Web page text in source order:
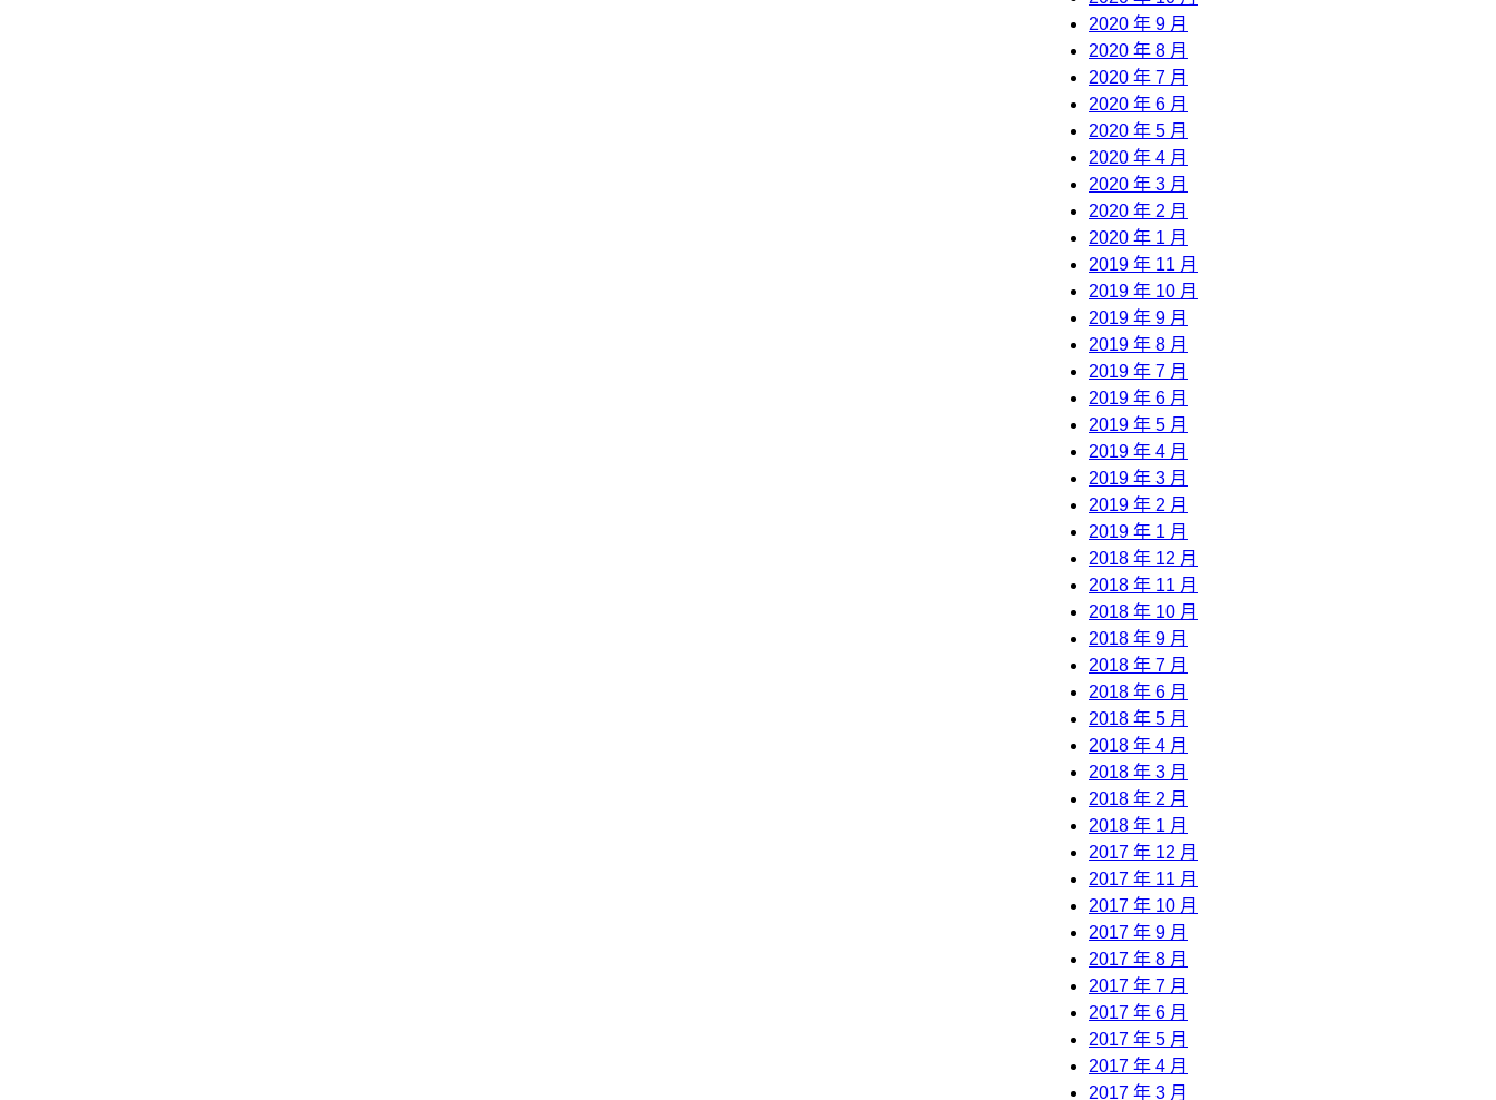
2020 年 9 月
2020 年 8 月
2020 年 7 月
2020 年 6 月
2020 年 5 月
2020 年 4 月
2020 年 3 月
2020 年 2 月
2020 年 1 月
2019 年 11 月
2019 年 10 月
2019 年 9 月
2019 年 8 月
2019 年 7 月
2019 年 6 月
2019 年 5 月
2019 年 4 月
2019 年 3 月
2019 年 2 月
2019 年 1 月
2018 年 12 月
2018 年 11 月
2018 年 10 月
2018 年 9 月
2018 年 7 月
2018 年 6 月
2018 年 5 月
2018 年 4 月
2018 年 3 月
2018 年 2 月
2018 年 1 月
2017 年 12 月
2017 年 11 月
2017 年 10 月
2017 年 9 月
2017 年 8 月
2017 年 7 月
2017 年 6 月
2017 年 5 月
2017 年 4 月
2017 年 3 月